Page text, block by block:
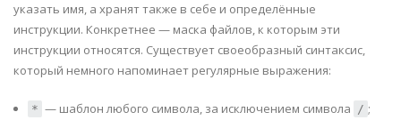
указать имя, а хранят также в себе и определённые
инструкции. Конкретнее — маска файлов, к которым эти
инструкции относятся. Существует своеобразный синтаксис,
который немного напоминает регулярные выражения:
* — шаблон любого символа, за исключением символа / ;